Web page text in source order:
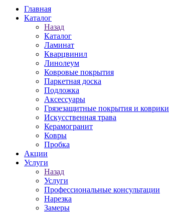
Главная
Каталог
Назад
Каталог
Ламинат
Кварцвинил
Линолеум
Ковровые покрытия
Паркетная доска
Подложка
Аксессуары
Грязезащитные покрытия и коврики
Искусственная трава
Керамогранит
Ковры
Пробка
Акции
Услуги
Назад
Услуги
Профессиональные консультации
Нарезка
Замеры